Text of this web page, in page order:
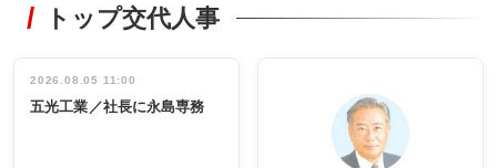
非鉄業界で
インタビュ
ー／社内ア
タックトレー
祝う 業界関
係者ら220人
出席
トップ交代人事
2026.08.05 11:00
五光工業／社長に永島専務